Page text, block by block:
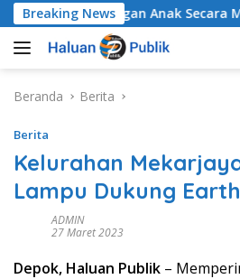
Langsung
ke
konten
Breaking NewsAnak Secara
Beranda Berita
Berita
Kelurahan
Lampu Dukung
ADMIN
27 Maret 2023
Depok, Haluan Publik –